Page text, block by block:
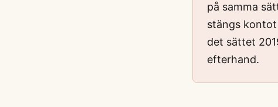
på samma
stängs kontot
det sättet
efterhand.